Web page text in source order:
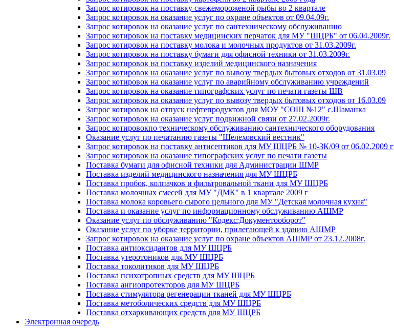
Запрос котировок на поставку свежемороженой рыбы во 2 квартале
Запрос котировок на оказание услуг по охране объектов от 09.04.09г.
Запрос котировок на оказание услуг по сантехническому обслуживанию
Запрос котировок на поставку медицинских перчаток для МУ "ШЦРБ" от 06.04.2009г.
Запрос котировок на поставку молока и молочных продуктов от 31.03.2009г.
Запрос котировок на поставку бумаги для офисной техники от 31.03.2009г.
Запрос котировок на поставку изделий медицинского назначения
Запрос котировок на оказание услуг по вывозу твердых бытовых отходов от 31.03.09
Запрос котировок на оказание услуг по аварийному обслуживанию учреждений
Запрос котировок на оказание типографских услуг по печати газеты ШВ
Запрос котировок на оказание услуг по вывозу твердых бытовых отходов от 16.03.09
Запрос котировок на отпуск нефтепродуктов для МОУ "СОШ №12" с.Шаманка
Запрос котировок на оказание услуг подвижной связи от 27.02.2009г.
Запрос котировокпо техническому обслуживанию сантехнического оборудования
Оказание услуг по печатанию газеты "Шелеховский вестник"
Запрос котировок на поставку антисептиков для МУ ШЦРБ № 10-ЗК/09 от 06.02.2009 г
Запрос котировок на оказание типографских услуг по печати газеты
Поставка бумаги для офисной техники для Администрации ШМР
Поставка изделий медицинского назначения для МУ ШЦРБ
Поставка пробок, колпачков и фильтровальной ткани для МУ ШЦРБ
Поставка молочных смесей для МУ "ДМК" в 1 квартале 2009 г
Поставка молока коровьего сырого цельного для МУ "Детская молочная кухня"
Поставка и оказание услуг по информационному обслуживанию АШМР
Оказание услуг по обслуживанию "Кодекс:Документооборот"
Оказание услуг по уборке территории, прилегающей к зданию АШМР
Запрос котировок на оказание услуг по охране объектов АШМР от 23.12.2008г.
Поставка антиоксидантов для МУ ШЦРБ
Поставка утеротоников для МУ ШЦРБ
Поставка токолитиков для МУ ШЦРБ
Поставка психотропных средств для МУ ШЦРБ
Поставка ангиопротекторов для МУ ШЦРБ
Поставка стимулятора регенерации тканей для МУ ШЦРБ
Поставка метоболических средств для МУ ШЦРБ
Поставка отхаркивающих средств для МУ ШЦРБ
Электронная очередь